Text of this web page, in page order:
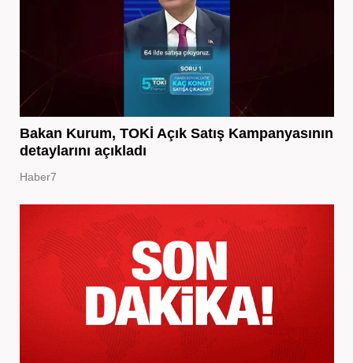
Bakan Kurum, TOKİ Açık Satış Kampanyasının
detaylarını açıkladı
Haber7